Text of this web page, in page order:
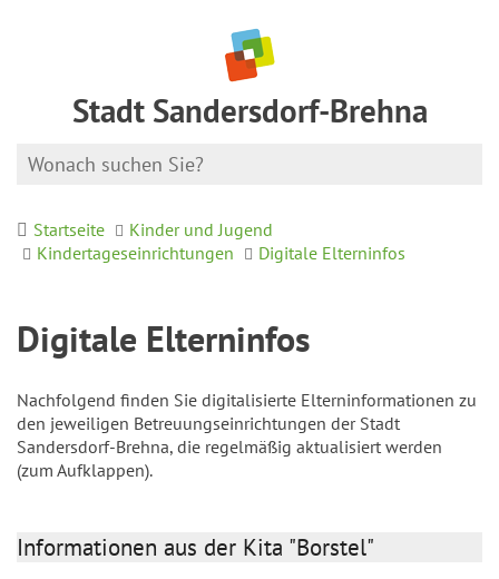
Stadt Sandersdorf-Brehna
Startseite
Kinder und Jugend
Kindertageseinrichtungen
Digitale Elterninfos
Digitale Elterninfos
Nachfolgend finden Sie digitalisierte Elterninformationen zu
den jeweiligen Betreuungseinrichtungen der Stadt
Sandersdorf-Brehna, die regelmäßig aktualisiert werden
(zum Aufklappen).
Informationen aus der Kita "Borstel"